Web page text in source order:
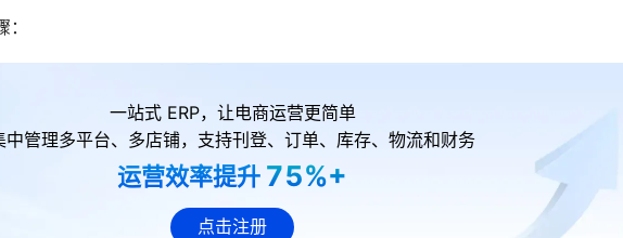
一站式 ERP，让电商运营更简单
中管理多平台、多店铺，支持刊登、订单、库存、物流和财务
运营效率提升 75%+
点击注册